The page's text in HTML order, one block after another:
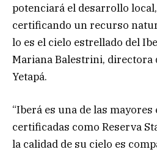
potenciará el desarrollo
certificando un recurso
lo es el cielo estrellado del
Mariana Balestrini, directora
Yetapá.
“Iberá es una de las
certificadas como Reserva
la calidad de su cielo es